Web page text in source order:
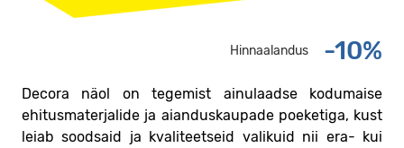
Hinnaalandus -10%
Decora näol on tegemist ainulaadse kodumaise
ehitusmaterjalide ja aianduskaupade poeketiga, kust
leiab soodsaid ja kvaliteetseid valikuid nii era- kui